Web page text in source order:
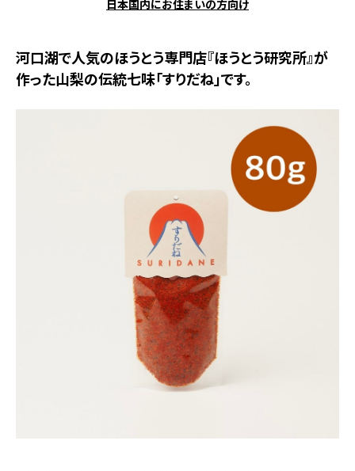
日本国内にお住まいの方向け
河口湖で人気のほうとう専門店『ほうとう研究所』が
作った山梨の伝統七味「すりだね」です。